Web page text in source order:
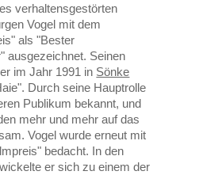
verhaltensgestörten
Vogel mit dem
als "Bester
ausgezeichnet. Seinen
im Jahr 1991 in Sönke
Durch seine Hauptrolle
Publikum bekannt, und
mehr und mehr auf das
Vogel wurde erneut mit
bedacht. In den
er sich zu einem der